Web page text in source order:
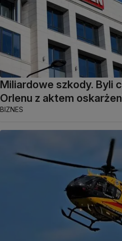
Miliardowe szkody. Byli
Orlenu z aktem
BIZNES